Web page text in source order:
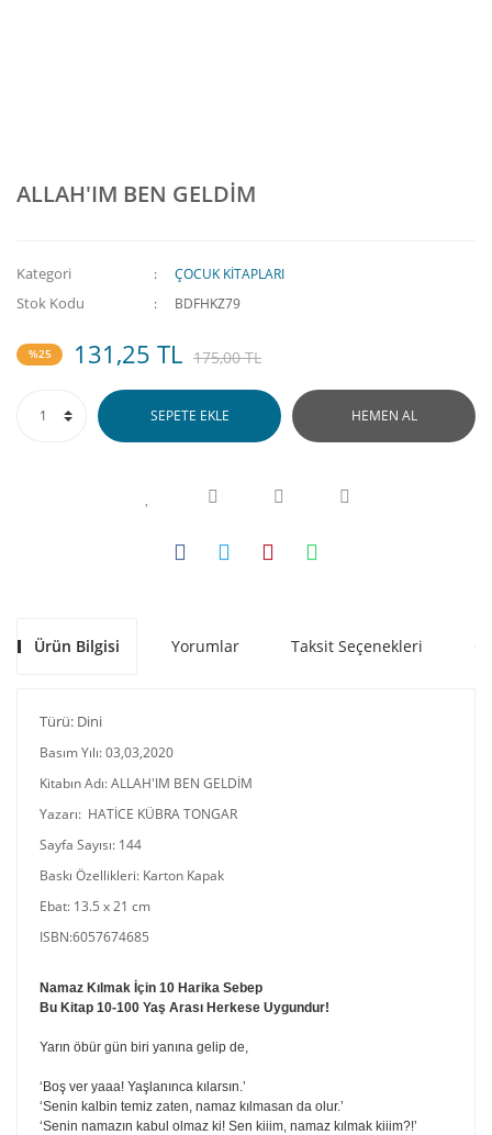
ALLAH'IM BEN GELDİM
Kategori ÇOCUK KİTAPLARI
Stok Kodu BDFHKZ79
%25 131,25 TL 175,00 TL
SEPETE EKLE HEMEN AL
Ürün Bilgisi Yorumlar Taksit Seçenekleri
Türü: Dini
Basım Yılı: 03,03,2020
Kitabın Adı: ALLAH'IM BEN GELDİM
Yazarı: HATİCE KÜBRA TONGAR
Sayfa Sayısı: 144
Baskı Özellikleri: Karton Kapak
Ebat: 13.5 x 21 cm
ISBN:6057674685
Namaz Kılmak İçin 10 Harika Sebep
Bu Kitap 10-100 Yaş Arası Herkese Uygundur!
Yarın öbür gün biri yanına gelip de,
‘Boş ver yaaa! Yaşlanınca kılarsın.’
‘Senin kalbin temiz zaten, namaz kılmasan da olur.’
‘Senin namazın kabul olmaz ki! Sen kiiim, namaz kılmak kiiim?!’